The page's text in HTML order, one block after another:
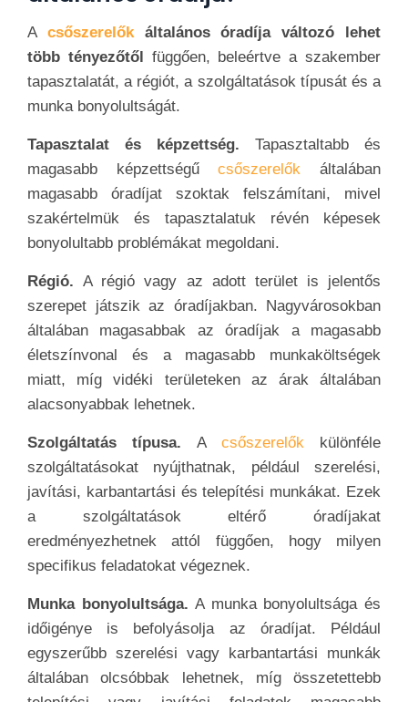
A csőszerelők általános óradíja változó lehet
több tényezőtől függően, beleértve a szakember
tapasztalatát, a régiót, a szolgáltatások típusát és a
munka bonyolultságát.
Tapasztalat és képzettség. Tapasztaltabb és
magasabb képzettségűcsőszerelők általában
magasabb óradíjat szoktak felszámítani, mivel
szakértelmük és tapasztalatuk révén képesek
bonyolultabb problémákat megoldani.
Régió.A régió vagy az adott terület is jelentős
szerepet játszik az óradíjakban. Nagyvárosokban
általában magasabbak az óradíjak a magasabb
életszínvonal és a magasabb munkaköltségek
miatt, míg vidéki területeken az árak általában
alacsonyabbak lehetnek.
Szolgáltatás típusa. A csőszerelők különféle
szolgáltatásokat nyújthatnak, például szerelési,
javítási, karbantartási és telepítési munkákat. Ezek
a szolgáltatások eltérő óradíjakat
eredményezhetnek attól függően, hogy milyen
specifikus feladatokat végeznek.
Munka bonyolultsága.A munka bonyolultsága és
időigénye is befolyásolja az óradíjat. Például
egyszerűbb szerelési vagy karbantartási munkák
általában olcsóbbak lehetnek, míg összetettebb